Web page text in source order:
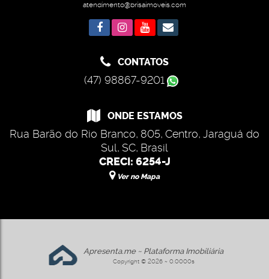
atendimento@brisaimoveis.com
CONTATOS
(47) 98867-9201
ONDE ESTAMOS
Rua Barão do Rio Branco, 805, Centro, Jaraguá do
Sul, SC, Brasil
CRECI: 6254-J
Ver no Mapa
Apresenta.me ~ Plataforma Imobiliária
Copyright © 2026 ~ 0.0000s